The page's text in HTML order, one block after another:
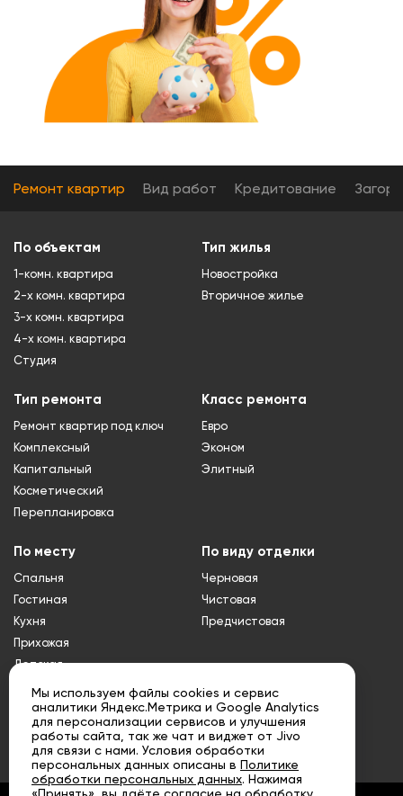
Ремонт квартир Вид работ Кредитование
По объектам
1-комн. квартира
2-х комн. квартира
3-х комн. квартира
4-х комн. квартира
Студия
Тип жилья
Новостройка
Вторичное жилье
Тип ремонта
Ремонт квартир под ключ
Комплексный
Капитальный
Косметический
Перепланировка
Класс ремонта
Евро
Эконом
Элитный
По месту
Спальня
Гостиная
Кухня
Прихожая
Детская
Туалет
Ванная
Совмещенный
санузел
По виду отделки
Черновая
Чистовая
Предчистовая
Мы используем файлы cookies и сервис
аналитики Яндекс.Метрика и Google Analytics
для персонализации сервисов и улучшения
работы сайта, так же чат и виджет от Jivo
для связи с нами. Условия обработки
персональных данных описаны в Политике
обработки персональных данных. Нажимая